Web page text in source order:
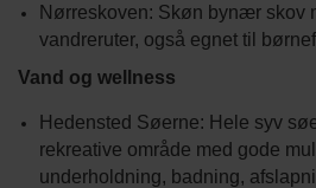
Nørreskoven: Skøn bynær skov
vandreruter, også egnet til
Vand og wellness
Hedensted Søerne: Hele syv
rekreative område med gode
underholdning, badning,